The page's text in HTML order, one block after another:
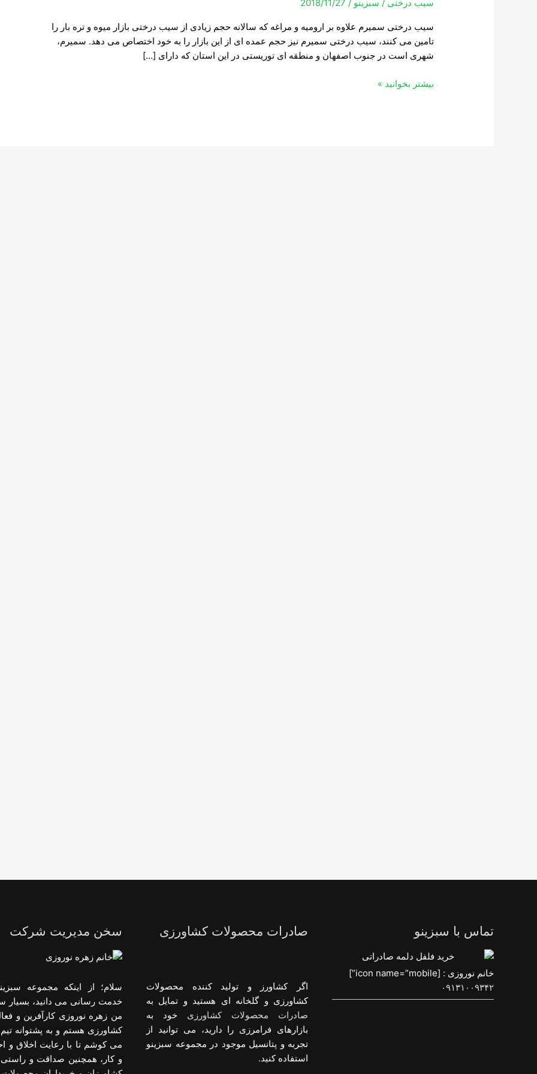
سیب درختی / سبزینو/
2018/11/27
سیب درختی سمیرم علاوه بر ارومیه و مراغه که سالانه حجم زیادی از سیب درختی بازار میوه و تره بار را
تامین می کنند، سیب درختی سمیرم نیز حجم عمده ای از این بازار را به خود اختصاص می دهد. سمیرم،
شهری است در جنوب اصفهان و منطقه ای توریستی در این استان که دارای […]
بیشتر بخوانید »
تماس با سبزینو
خانم نوروزی : [icon name=”mobile”]
۰۹۱۳۱۰۰۹۳۴۲
صادرات محصولات کشاورزی
اگر کشاورز و تولید کننده محصولات
کشاورزی و گلخانه ای هستید و تمایل به
صادرات محصولات کشاورزی خود به
بازارهای فرامرزی را دارید، می توانید از
تجربه و پتانسیل موجود در مجموعه سبزینو
استفاده کنید.
سخن مدیریت شرکت
سلام؛ از اینکه مجموعه
خدمت رسانی می دانید، بسیار
من زهره نوروزی کارآفرین و
کشاورزی هستم و به پشتوانه تیم
می کوشم تا با رعایت اخلاق و
و کار، همچنین صداقت و راستی